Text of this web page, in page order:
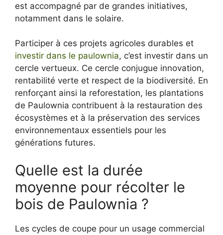
est accompagné par de grandes initiatives,
notamment dans le solaire.
Participer à ces projets agricoles durables et
investir dans le paulownia, c’est investir dans un
cercle vertueux. Ce cercle conjugue innovation,
rentabilité verte et respect de la biodiversité. En
renforçant ainsi la reforestation, les plantations
de Paulownia contribuent à la restauration des
écosystèmes et à la préservation des services
environnementaux essentiels pour les
générations futures.
Quelle est la durée
moyenne pour récolter le
bois de Paulownia ?
Les cycles de coupe pour un usage commercial